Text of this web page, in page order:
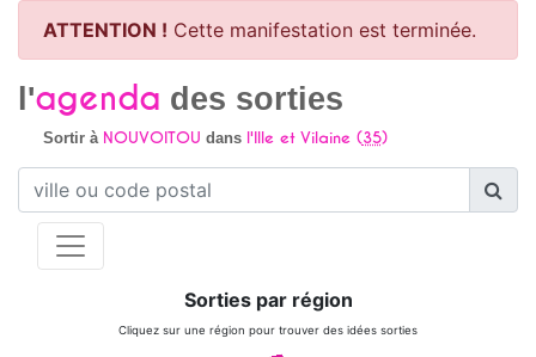
ATTENTION ! Cette manifestation est terminée.
l'agenda des sorties
Sortir à NOUVOITOU dans l'Ille et Vilaine (35)
Sorties par région
Cliquez sur une région pour trouver des idées sorties